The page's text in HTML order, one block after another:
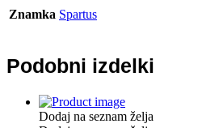
Znamka Spartus
Podobni izdelki
Dodaj na seznam želja